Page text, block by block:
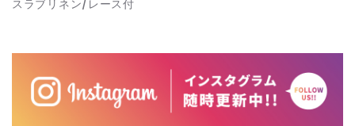
スラブリネン/レース付